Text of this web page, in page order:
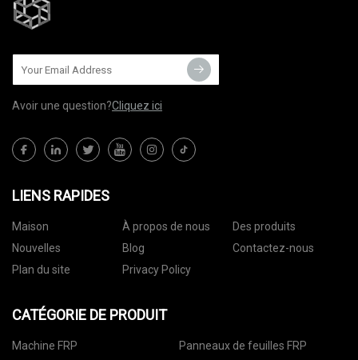
Avoir une question?Cliquez ici
LIENS RAPIDES
Maison À propos de nous
Des produits
Nouvelles
Blog
Contactez-nous
Plan du site
Privacy Policy
CATÉGORIE DE PRODUIT
Machine FRP Panneaux de feuilles FRP